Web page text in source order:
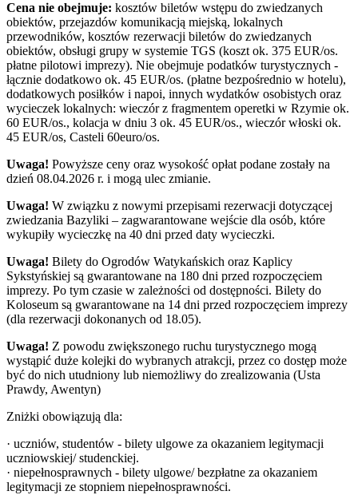
Cena nie obejmuje: kosztów biletów wstępu do zwiedzanych
obiektów, przejazdów komunikacją miejską, lokalnych
przewodników, kosztów rezerwacji biletów do zwiedzanych
obiektów, obsługi grupy w systemie TGS (koszt ok. 375 EUR/os.
płatne pilotowi imprezy). Nie obejmuje podatków turystycznych -
łącznie dodatkowo ok. 45 EUR/os. (płatne bezpośrednio w hotelu),
dodatkowych posiłków i napoi, innych wydatków osobistych oraz
wycieczek lokalnych: wieczór z fragmentem operetki w Rzymie ok.
60 EUR/os., kolacja w dniu 3 ok. 45 EUR/os., wieczór włoski ok.
45 EUR/os, Casteli 60euro/os.
Uwaga! Powyższe ceny oraz wysokość opłat podane zostały na
dzień 08.04.2026 r. i mogą ulec zmianie.
Uwaga! W związku z nowymi przepisami rezerwacji dotyczącej
zwiedzania Bazyliki – zagwarantowane wejście dla osób, które
wykupiły wycieczkę na 40 dni przed daty wycieczki.
Uwaga! Bilety do Ogrodów Watykańskich oraz Kaplicy
Sykstyńskiej są gwarantowane na 180 dni przed rozpoczęciem
imprezy. Po tym czasie w zależności od dostępności. Bilety do
Koloseum są gwarantowane na 14 dni przed rozpoczęciem imprezy
(dla rezerwacji dokonanych od 18.05).
Uwaga! Z powodu zwiększonego ruchu turystycznego mogą
wystąpić duże kolejki do wybranych atrakcji, przez co dostęp może
być do nich utudniony lub niemożliwy do zrealizowania (Usta
Prawdy, Awentyn)
Zniżki obowiązują dla:
· uczniów, studentów - bilety ulgowe za okazaniem legitymacji
uczniowskiej/ studenckiej.
· niepełnosprawnych - bilety ulgowe/ bezpłatne za okazaniem
legitymacji ze stopniem niepełnosprawności.